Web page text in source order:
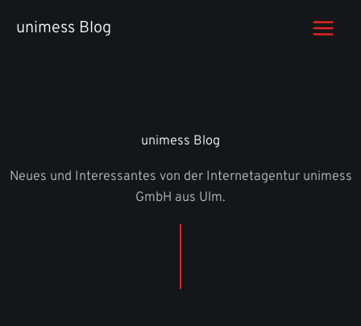
Inhaltunimess Blog
unimess Blog
Neues und Interessantes von der Internetagentur unimess
GmbH aus Ulm.